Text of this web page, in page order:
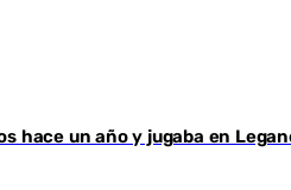
hace un año y jugaba en